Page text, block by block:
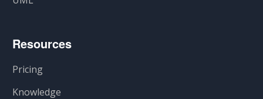
Resources
Pricing
Knowledge